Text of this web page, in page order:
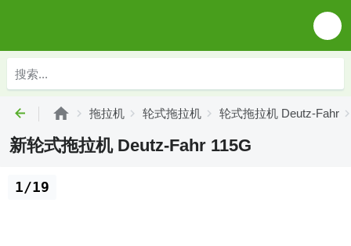
拖拉机 轮式拖拉机 轮式拖拉机 Deutz-Fahr
新轮式拖拉机 Deutz-Fahr 115G
1/19